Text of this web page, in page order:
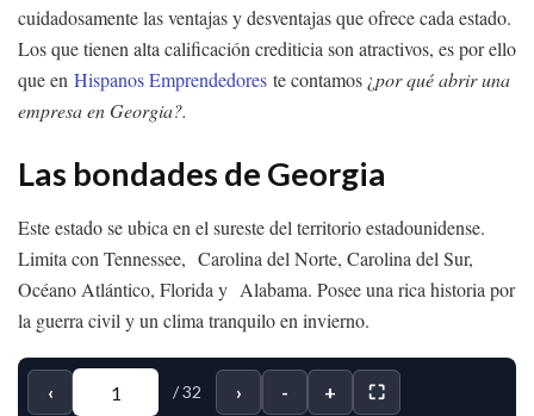
cuidadosamente las ventajas y desventajas que ofrece cada estado.
Los que tienen alta calificación crediticia son atractivos, es por ello
que en Hispanos Emprendedores te contamos ¿por qué abrir una
empresa en Georgia?.
Las bondades de Georgia
Este estado se ubica en el sureste del territorio estadounidense.
Limita con Tennessee, Carolina del Norte, Carolina del Sur,
Océano Atlántico, Florida y Alabama. Posee una rica historia por
la guerra civil y un clima tranquilo en invierno.
‹ /32 › - + ⛶